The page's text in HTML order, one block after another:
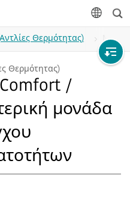
Θερμότητας)
Θερμότητας)
/
μονάδα